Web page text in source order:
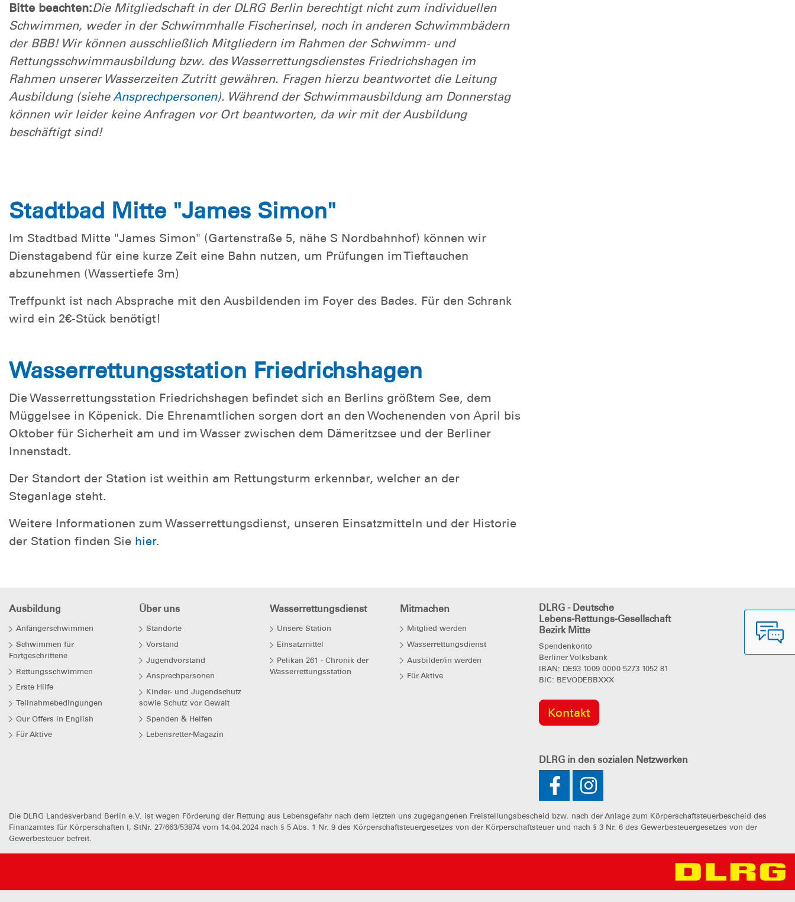
Bitte beachten:Die Mitgliedschaft in der DLRG Berlin berechtigt nicht zum individuellen
Schwimmen, weder in der Schwimmhalle Fischerinsel, noch in anderen Schwimmbädern
der BBB! Wir können ausschließlich Mitgliedern im Rahmen der Schwimm- und
Rettungsschwimmausbildung bzw. des Wasserrettungsdienstes Friedrichshagen im
Rahmen unserer Wasserzeiten Zutritt gewähren. Fragen hierzu beantwortet die Leitung
Ausbildung (sieheAnsprechpersonen). Während der Schwimmausbildung am Donnerstag
können wir leider keine Anfragen vor Ort beantworten, da wir mit der Ausbildung
beschäftigt sind!
Stadtbad Mitte "James Simon"
Im Stadtbad Mitte "James Simon" (Gartenstraße 5, nähe S Nordbahnhof) können wir
Dienstagabend für eine kurze Zeit eine Bahn nutzen, um Prüfungen im Tieftauchen
abzunehmen (Wassertiefe 3m)
Treffpunkt ist nach Absprache mit den Ausbildenden im Foyer des Bades. Für den Schrank
wird ein 2€-Stück benötigt!
Wasserrettungsstation Friedrichshagen
Die Wasserrettungsstation Friedrichshagen befindet sich an Berlins größtem See, dem
Müggelsee in Köpenick. Die Ehrenamtlichen sorgen dort an den Wochenenden von April bis
Oktober für Sicherheit am und im Wasser zwischen dem Dämeritzsee und der Berliner
Innenstadt.
Der Standort der Station ist weithin am Rettungsturm erkennbar, welcher an der
Steganlage steht.
Weitere Informationen zum Wasserrettungsdienst, unseren Einsatzmitteln und der Historie
der Station finden Sie hier.
Ausbildung
Anfängerschwimmen
Schwimmen für
Fortgeschrittene
Rettungsschwimmen
Erste Hilfe
Teilnahmebedingungen
Our Offers in English
Für Aktive
Über uns
Standorte
Vorstand
Jugendvorstand
Ansprechpersonen
Kinder- und Jugendschutz
sowie Schutz vor Gewalt
Spenden & Helfen
Lebensretter-Magazin
Wasserrettungsdienst
Unsere Station
Einsatzmittel
Pelikan 261 - Chronik der
Wasserrettungsstation
Mitmachen
Mitglied werden
Wasserrettungsdienst
Ausbilder/in werden
Für Aktive
DLRG - Deutsche
Lebens-Rettungs-Gesellschaft
Bezirk Mitte
Spendenkonto
Berliner Volksbank
IBAN: DE93 1009 0000 5273 1052 81
BIC: BEVODEBBXXX
Kontakt
DLRG in den sozialen Netzwerken
Die DLRG Landesverband Berlin e.V. ist wegen Förderung der Rettung aus Lebensgefahr nach dem letzten uns zugegangenen Freistellungsbescheid bzw. nach der Anlage zum Körperschaftsteuerbescheid des
Finanzamtes für Körperschaften I, StNr. 27/663/53874 vom 14.04.2024 nach § 5 Abs. 1 Nr. 9 des Körperschaftsteuergesetzes von der Körperschaftsteuer und nach § 3 Nr. 6 des Gewerbesteuergesetzes von der
Gewerbesteuer befreit.